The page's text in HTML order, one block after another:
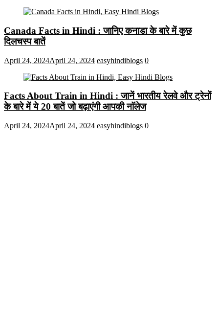
Canada Facts in Hindi : जानिए कनाडा के बारे में कुछ
दिलचस्प बातें
April 24, 2024April 24, 2024 easyhindiblogs 0
Facts About Train in Hindi : जानें भारतीय रेलवे और ट्रेनों
के बारे में ये 20 बातें जो बढ़ाएंगी आपकी नाॅलेज
April 24, 2024April 24, 2024 easyhindiblogs 0